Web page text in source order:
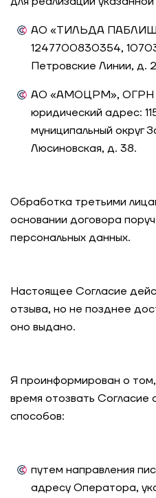
АО «ТИЛЬДА
1247700830354,
Петровские Линии, д.
АО «АМОЦРМ», ОГРН
юридический адрес:
муниципальный округ
Люсиновская, д. 38.
Обработка третьими
основании договора
персональных данных.
Настоящее Согласие
отзыва, но не позднее
оно выдано.
Я проинформирован о
время отозвать Согласие
способов:
путем направления
адресу Оператора,